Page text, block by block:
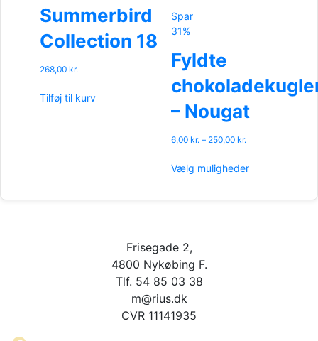
kan
vælges
på
varesiden
Summerbird
Collection 18
268,00 kr.
Tilføj til kurv
Spar
31%
Fyldte
– Nougat
6,00 kr. – 250,00 kr.
til
Vælg muligheder
flere
Frisegade 2,
4800 Nykøbing F.
Tlf. 54 85 03 38
m@rius.dk
CVR 11141935